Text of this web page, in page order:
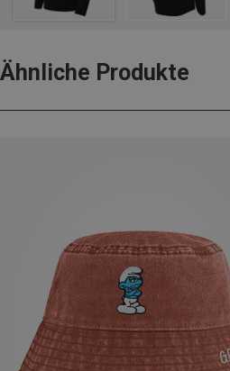
Ähnliche Produkte